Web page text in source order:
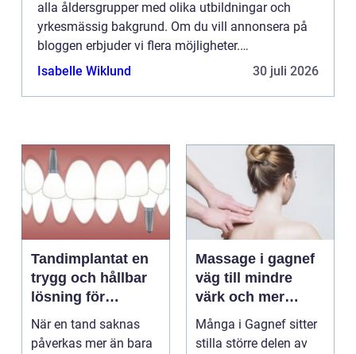
alla åldersgrupper med olika utbildningar och
yrkesmässig bakgrund. Om du vill annonsera på
bloggen erbjuder vi flera möjligheter.
Bannerannonser är endast ett av alternativen.
Isabelle Wiklund 30 juli 2026
Tandimplantat en
trygg och hållbar
lösning för
förlorade tänder
När en tand saknas
påverkas mer än bara
Massage i gagnef
väg till mindre
värk och mer
vardagsenergi
Många i Gagnef sitter
stilla större delen av